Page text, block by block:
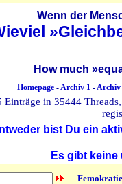
Wenn der
How much
Homepage-Archiv 1-Archiv
Einträge in 35444
bist Du ein
Es gibt